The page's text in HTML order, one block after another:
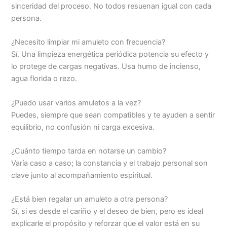
sinceridad del proceso. No todos resuenan igual con cada
persona.
¿Necesito limpiar mi amuleto con frecuencia?
Sí. Una limpieza energética periódica potencia su efecto y
lo protege de cargas negativas. Usa humo de incienso,
agua florida o rezo.
¿Puedo usar varios amuletos a la vez?
Puedes, siempre que sean compatibles y te ayuden a sentir
equilibrio, no confusión ni carga excesiva.
¿Cuánto tiempo tarda en notarse un cambio?
Varía caso a caso; la constancia y el trabajo personal son
clave junto al acompañamiento espiritual.
¿Está bien regalar un amuleto a otra persona?
Sí, si es desde el cariño y el deseo de bien, pero es ideal
explicarle el propósito y reforzar que el valor está en su